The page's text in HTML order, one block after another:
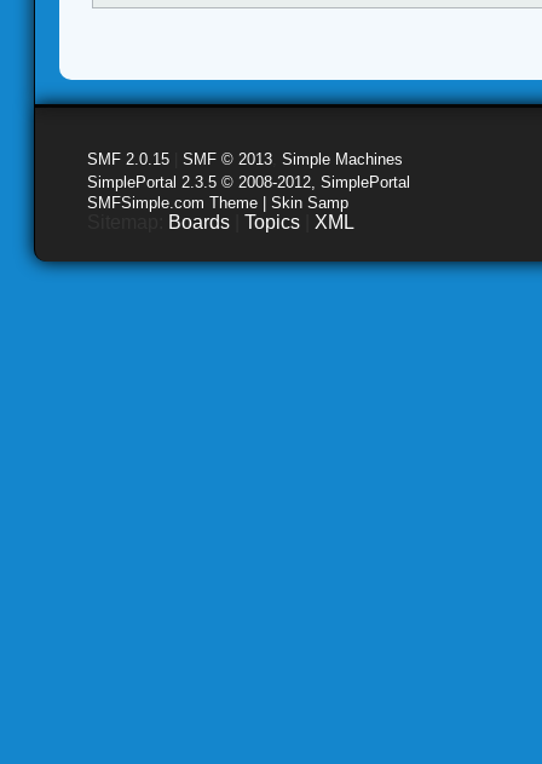
SMF 2.0.15 SMF © 2013 Simple Machines
SimplePortal 2.3.5 © 2008-2012, SimplePortal
SMFSimple.com Theme | Skin Samp
Boards Topics XML